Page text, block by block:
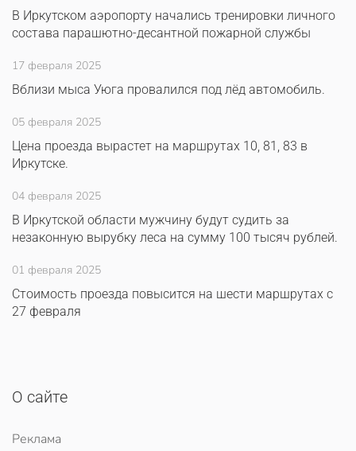
В Иркутском аэропорту начались тренировки личного
состава парашютно-десантной пожарной службы
17 февраля 2025
Вблизи мыса Уюга провалился под лёд автомобиль.
05 февраля 2025
Цена проезда вырастет на маршрутах 10, 81, 83 в
Иркутске.
04 февраля 2025
В Иркутской области мужчину будут судить за
незаконную вырубку леса на сумму 100 тысяч рублей.
01 февраля 2025
Стоимость проезда повысится на шести маршрутах с
27 февраля
О сайте
Реклама